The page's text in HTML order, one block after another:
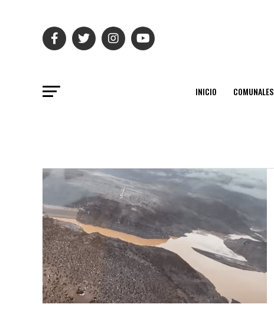
INICIO COMUNALES